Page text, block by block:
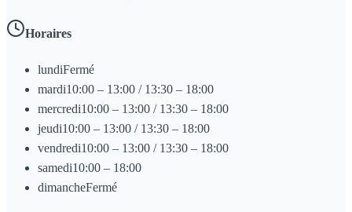
Horaires
lundiFermé
mardi10:00 – 13:00 / 13:30 – 18:00
mercredi10:00 – 13:00 / 13:30 – 18:00
jeudi10:00 – 13:00 / 13:30 – 18:00
vendredi10:00 – 13:00 / 13:30 – 18:00
samedi10:00 – 18:00
dimancheFermé